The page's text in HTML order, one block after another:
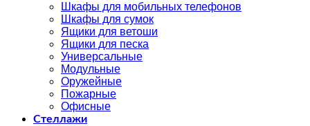
Шкафы для мобильных телефонов
Шкафы для сумок
Ящики для ветоши
Ящики для песка
Универсальные
Модульные
Оружейные
Пожарные
Офисные
Стеллажи